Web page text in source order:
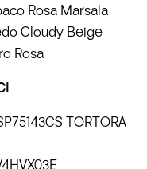
Rosa Marsala
Cloudy Beige
Rosa
TORTORA